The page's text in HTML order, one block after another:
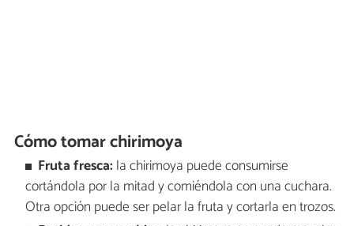
Cómo tomar chirimoya
Fruta fresca: la chirimoya puede consumirse
cortándola por la mitad y comiéndola con una cuchara.
Otra opción puede ser pelar la fruta y cortarla en trozos.